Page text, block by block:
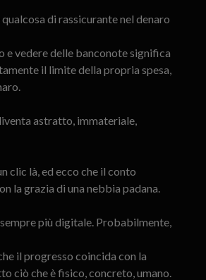
qualcosa di rassicurante nel denaro
vedere delle banconote significa
il limite della propria spesa,
astratto, immateriale,
clic là, ed ecco che il conto
la grazia di una nebbia padana.
più digitale. Probabilmente,
il progresso coincida con la
ciò che è fisico, concreto, umano.